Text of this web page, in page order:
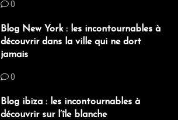
0
Blog New York : les incontournables à
découvrir dans la ville qui ne dort
jamais
0
Blog ibiza : les incontournables à
découvrir sur l’île blanche